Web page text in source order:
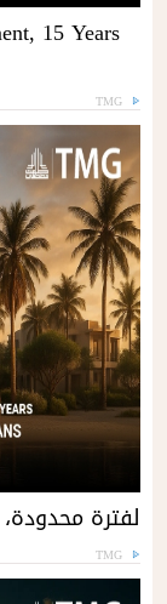
15 Years
TMG
لفترة محدودة، مقدم 1.5%
TMG